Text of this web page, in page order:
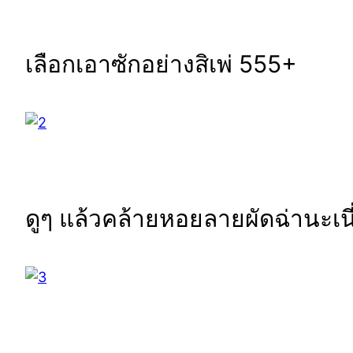
เลือกเอาซักอย่างสิเพ่ 555+
ดูๆ แล้วคล้ายหอยลายผัดฉ่านะเ